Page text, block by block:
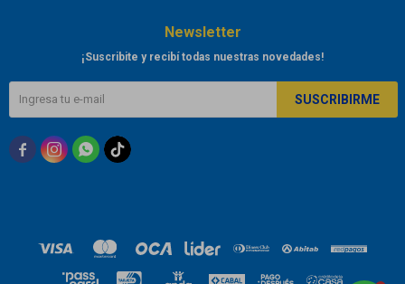
Newsletter
¡Suscribite y recibí todas nuestras novedades!
SUSCRIBIRME
  